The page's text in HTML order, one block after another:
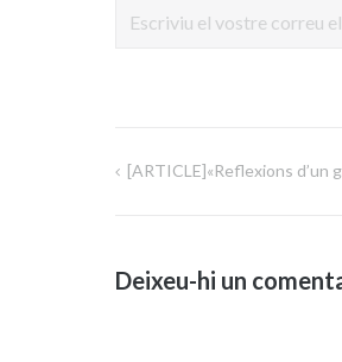
Navegació
[ARTICLE]«Reflexions d’un
Deixeu-hi un